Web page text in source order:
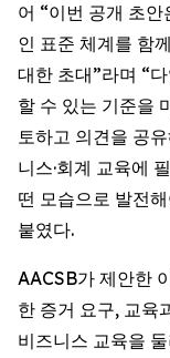
어 “이번 공개 초
인 표준 체계를 함
대한 초대”라며 “
할 수 있는 기준을
토하고 의견을 공
니스·회계 교육에
떤 모습으로 발전
붙였다.
AACSB가 제안한
한 증거 요구, 교육
비즈니스 교육을